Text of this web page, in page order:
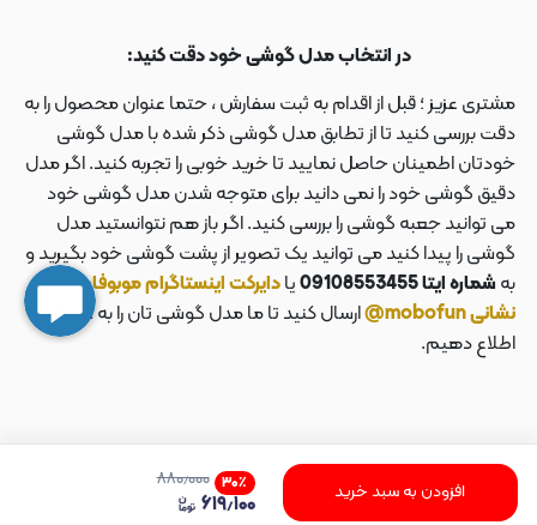
افزودن به سبد خرید ۳۰٪ ۸۸۰٫۰۰۰
۶۱۹٫۱۰۰
در انتخاب مدل گوشی خود دقت کنید:
مشتری عزیز ؛ قبل از اقدام به ثبت سفارش ، حتما عنوان محصول را به
دقت بررسی کنید تا از تطابق مدل گوشی ذکر شده با مدل گوشی
خودتان اطمینان حاصل نمایید تا خرید خوبی را تجربه کنید. اگر مدل
دقیق گوشی خود را نمی دانید برای متوجه شدن مدل گوشی خود
می توانید جعبه گوشی را بررسی کنید. اگر باز هم نتوانستید مدل
گوشی را پیدا کنید می توانید یک تصویر از پشت گوشی خود بگیرید و
به شماره ایتا 09108553455 یادایرکت اینستاگرام موبوفان به
نشانی mobofun@
ارسال کنید تا ما مدل گوشی تان را به شما
اطلاع دهیم.